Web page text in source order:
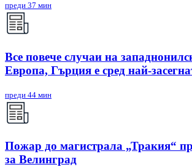
преди 37 мин
Все повече случаи на
Европа, Гърция е сред най-
преди 44 мин
Пожар до магистрала „Тракия“
за Велинград